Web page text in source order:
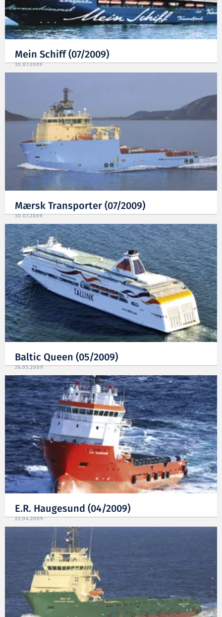
Mein Schiff (07/2009)
30.07.2009
Mærsk Transporter (07/2009)
30.07.2009
Baltic Queen (05/2009)
26.05.2009
E.R. Haugesund (04/2009)
22.04.2009